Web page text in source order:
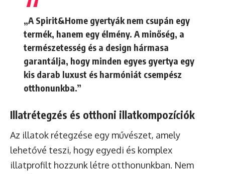
„A Spirit&Home gyertyák nem csupán egy
termék, hanem egy élmény. A minőség, a
természetesség és a design hármasa
garantálja, hogy minden egyes gyertya egy
kis darab luxust és harmóniát csempész
otthonunkba.”
Illatrétegzés és otthoni illatkompozíciók
Az illatok rétegzése egy művészet, amely
lehetővé teszi, hogy egyedi és komplex
illatprofilt hozzunk létre otthonunkban. Nem